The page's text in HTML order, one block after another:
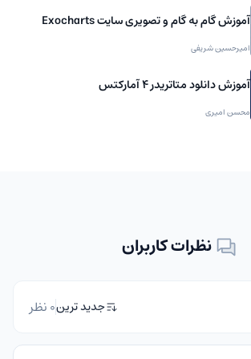
آموزش گام به گام و تصویری سایت Exocharts
امیرحسین شریفی
آموزش دانلود متاتریدر 4 آمارکتس
محسن امیری
نظرات کاربران
جدید ترین0 نظر